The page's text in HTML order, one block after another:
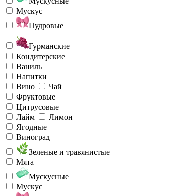
Мускус
Пудровые
Гурманские
Кондитерские
Ваниль
Напитки
Вино
Чай
Фруктовые
Цитрусовые
Лайм
Лимон
Ягодные
Виноград
Зеленые и травянистые
Мята
Мускусные
Мускус